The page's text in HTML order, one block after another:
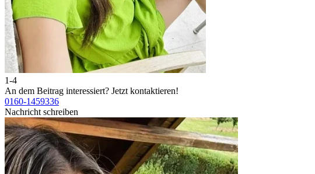
1-4
An dem Beitrag interessiert? Jetzt kontaktieren!
0160-1459336
Nachricht schreiben